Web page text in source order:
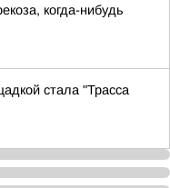
когда-нибудь
стала "Трасса